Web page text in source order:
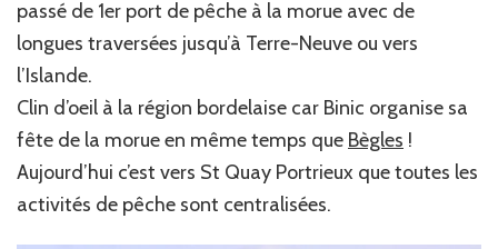
passé de 1er port de pêche à la morue avec de
longues traversées jusqu’à Terre-Neuve ou vers
l’Islande.
Clin d’oeil à la région bordelaise car Binic organise sa
fête de la morue en même temps que Bègles !
Aujourd’hui c’est vers St Quay Portrieux que toutes les
activités de pêche sont centralisées.